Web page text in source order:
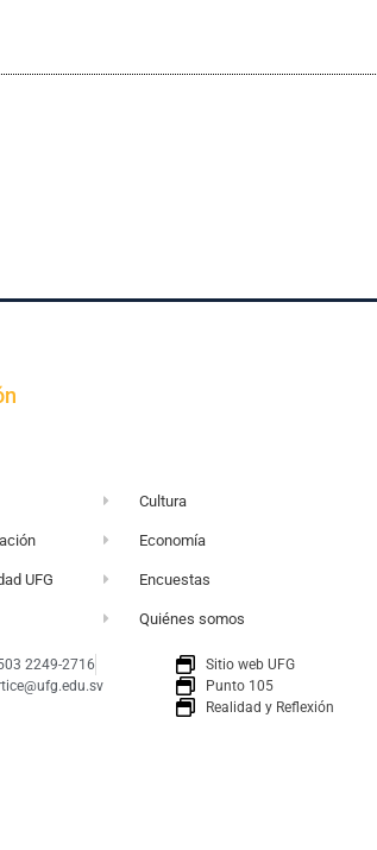
UFG
Cultura
Economía
Encuestas
Quiénes somos
2249-2716
Sitio web UFG
Punto 105
Realidad y Reflexión